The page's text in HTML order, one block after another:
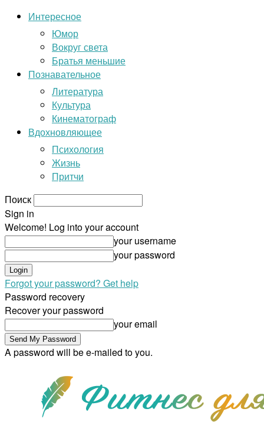
Интересное
Юмор
Вокруг света
Братья меньшие
Познавательное
Литература
Культура
Кинематограф
Вдохновляющее
Психология
Жизнь
Притчи
Поиск
Sign in
Welcome! Log into your account
your username
your password
Forgot your password? Get help
Password recovery
Recover your password
your email
A password will be e-mailed to you.